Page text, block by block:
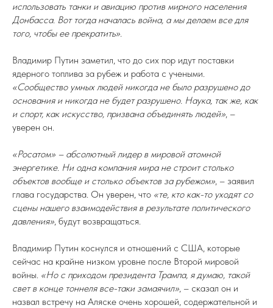
использовать танки и авиацию против мирного населения
Донбасса. Вот тогда началась война, а мы делаем все для
того, чтобы ее прекратить».
Владимир Путин заметил, что до сих пор идут поставки
ядерного топлива за рубеж и работа с учеными.
«Сообщество умных людей никогда не было разрушено до
основания и никогда не будет разрушено. Наука, так же, как
и спорт, как искусство, призвана объединять людей», –
уверен он.
«Росатом» – абсолютный лидер в мировой атомной
энергетике. Ни одна компания мира не строит столько
объектов вообще и столько объектов за рубежом», – заявил
глава государства. Он уверен, что «те, кто как-то уходят со
сцены нашего взаимодействия в результате политического
давления», будут возвращаться.
Владимир Путин коснулся и отношений с США, которые
сейчас на крайне низком уровне после Второй мировой
войны. «Но с приходом президента Трампа, я думаю, такой
свет в конце тоннеля все-таки замаячил», – сказал он и
назвал встречу на Аляске очень хорошей, содержательной и